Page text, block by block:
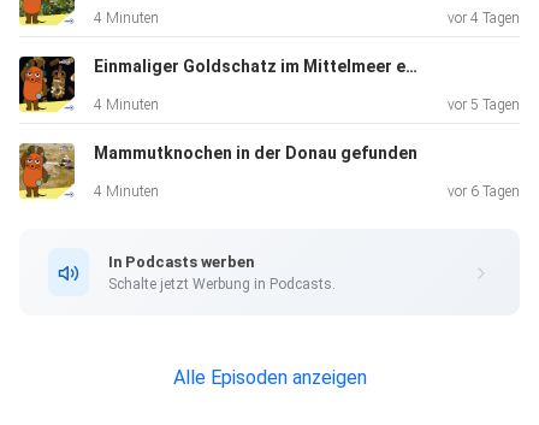
4 Minuten vor 4 Tagen
Einmaliger Goldschatz im Mittelmeer entdeckt
4 Minuten vor 5 Tagen
Mammutknochen in der Donau gefunden
4 Minuten vor 6 Tagen
In Podcasts werben
Schalte jetzt Werbung in Podcasts.
Alle Episoden anzeigen